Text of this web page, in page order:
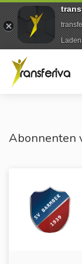
Abonnenten